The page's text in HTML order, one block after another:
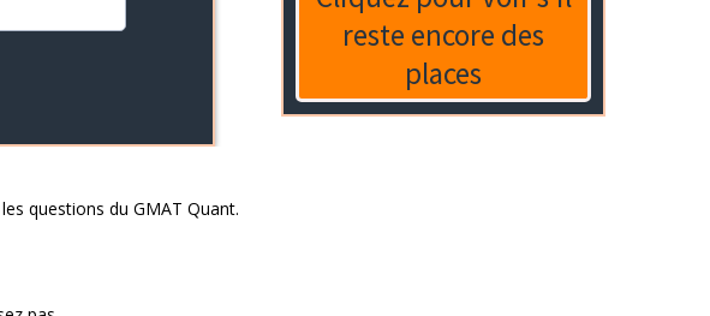
questions du GMAT Quant.